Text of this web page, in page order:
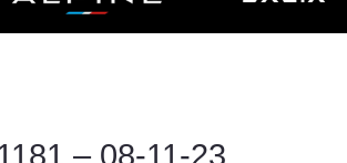
– 08-11-23